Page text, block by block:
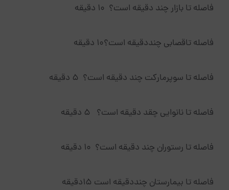
فاصله تا بازار چند دقیقه است؟ 10 دقیقه
فاصله تاقصابی چنددقیقه است؟10 دقیقه
فاصله تا سوپرمارکت چند دقیقه است؟ 5 دقیقه
فاصله تا نانوایی چقد دقیقه است؟ 5 دقیقه
فاصله تا رستوران چند دقیقه است؟ 10 دقیقه
فاصله تا بیمارستان چنددقیقه است 15دقیقه